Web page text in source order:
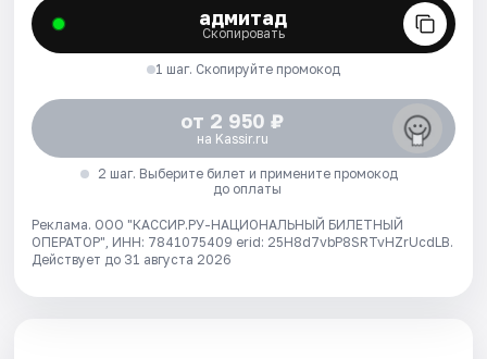
адмитад
Скопировать
1 шаг. Скопируйте промокод
от 2 950 ₽
на Kassir.ru
2 шаг. Выберите билет и примените промокод
до оплаты
Реклама. ООО "КАССИР.РУ-НАЦИОНАЛЬНЫЙ БИЛЕТНЫЙ
ОПЕРАТОР", ИНН: 7841075409 erid: 25H8d7vbP8SRTvHZrUcdLB.
Действует до 31 августа 2026